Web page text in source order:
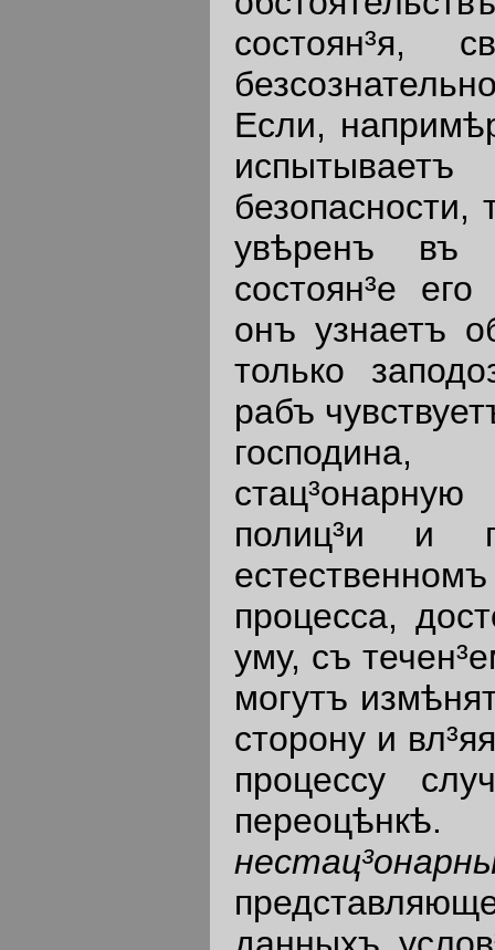
состоян³я,
Если,
испытываетъ
увѣренъ въ
состоян³е
онъ узнаетъ
только
рабъ
господина,
полиц³и и
процесса,
уму, съ
могутъ
сторону и
процессу